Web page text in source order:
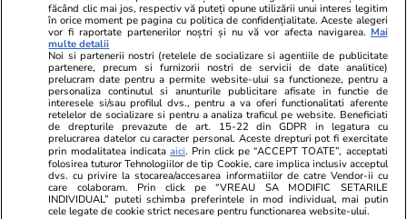
Educație 21 iul.
Admiterea la liceu, schimbare majoră din
2027. Școlile vor putea selecta elevii printr-un
examen suplimentar. Sorin Ion: „Va fi pentru ei
o șansă în plus. De ce să depindă viitorul lor
doar de două examene?”
făcând clic mai jos, respectiv vă puteți opune utilizării unui interes legitim
în orice moment pe pagina cu politica de confidențialitate. Aceste alegeri
vor fi raportate partenerilor noștri și nu vă vor afecta navigarea. Mai
multe detalii
Noi si partenerii nostri (retelele de socializare si agentiile de publicitate
partenere, precum si furnizorii nostri de servicii de date analitice)
prelucram date pentru a permite website-ului sa functioneze, pentru a
personaliza continutul si anunturile publicitare afisate in functie de
interesele si/sau profilul dvs., pentru a va oferi functionalitati aferente
retelelor de socializare si pentru a analiza traficul pe website. Beneficiati
de drepturile prevazute de art. 15-22 din GDPR in legatura cu
prelucrarea datelor cu caracter personal. Aceste drepturi pot fi exercitate
prin modalitatea indicataaici. Prin click pe “ACCEPT TOATE”, acceptati
folosirea tuturor Tehnologiilor de tip Cookie, care implica inclusiv acceptul
dvs. cu privire la stocarea/accesarea informatiilor de catre Vendor-ii cu
care colaboram. Prin click pe “VREAU SA MODIFIC SETARILE
INDIVIDUAL” puteti schimba preferintele in mod individual, mai putin
cele legate de cookie strict necesare pentru functionarea website-ului.